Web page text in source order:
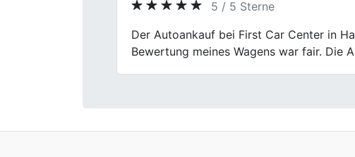
5 / 5 Sterne
Perfekter Autoverkauf! First Car Center
und die Bezahlung schnell. Endlich